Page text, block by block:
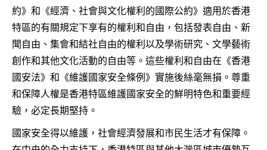
約》和《經濟、社會與文化權利的國際公約》適用於香港
特區的有關規定下享有的權利和自由，包括發表自由、新
聞自由、集會和結社自由的權利以及學術研究、文學藝術
創作和其他文化活動的自由等。這些權利和自由在《香港
國安法》和《維護國家安全條例》實施後絲毫無損。尊重
和保障人權是香港特區維護國家安全的鮮明特色和重要經
驗，必定長期堅持。
國家安全得以維護，社會經濟發展和市民生活才有保障。